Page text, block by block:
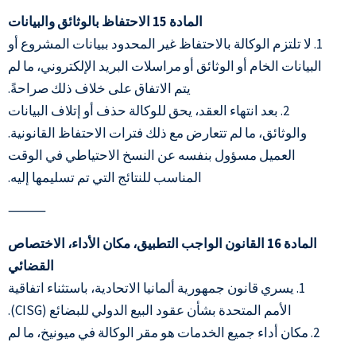
المادة 15 الاحتفاظ بالوثائق والبيانات
1. لا تلتزم الوكالة بالاحتفاظ غير المحدود ببيانات المشروع أو
البيانات الخام أو الوثائق أو مراسلات البريد الإلكتروني، ما لم
يتم الاتفاق على خلاف ذلك صراحةً.
2. بعد انتهاء العقد، يحق للوكالة حذف أو إتلاف البيانات
والوثائق، ما لم تتعارض مع ذلك فترات الاحتفاظ القانونية.
العميل مسؤول بنفسه عن النسخ الاحتياطي في الوقت
المناسب للنتائج التي تم تسليمها إليه.
⸻
المادة 16 القانون الواجب التطبيق، مكان الأداء، الاختصاص
القضائي
1. يسري قانون جمهورية ألمانيا الاتحادية، باستثناء اتفاقية
الأمم المتحدة بشأن عقود البيع الدولي للبضائع (CISG).
2. مكان أداء جميع الخدمات هو مقر الوكالة في ميونيخ، ما لم